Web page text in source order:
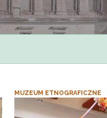
MUZEUM ETNOGRAFICZNE